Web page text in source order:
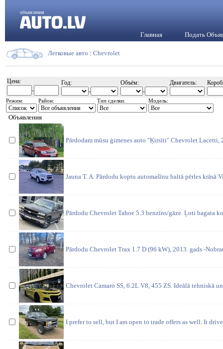
объявления
Главная Подать
Легковые авто : Chevrolet
Цена:
-
Год:
-
Объём:
-
Двигатель:
Режим: Район: Тип сделки: Модель:
Объявления
Pārdodam mūsu ģimenes auto "Ķirsīti" Chevrolet Lacetti,
Jauna T. A. Pārdodu koptu automašīnu baltā pērles krāsā
Pārdodu Chevrolet Tahoe 5.3 benzīns/gāze. Ļoti bagata
Pārdodu Chevrolet Trax 1.7 D (96 kW), 2013. gads -
Chevrolet Camaro SS, 6.2L V8, 455 ZS. Ideālā tehniskā
I prefer to sell, but I am open to trade offers as well. It